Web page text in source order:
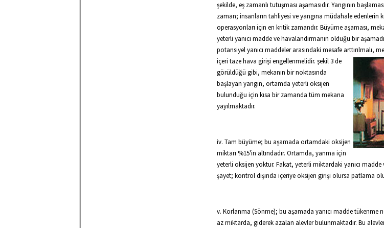
şekilde, eş zamanlı tutuşması aşamasıdır. Yangının
zaman; insanların tahliyesi ve yangına müdahale edenlerin
operasyonları için en kritik zamandır. Büyüme aşaması,
yeterli yanıcı madde ve havalandırmanın olduğu bir
potansiyel yanıcı maddeler arasındaki mesafe arttırılmalı,
içeri taze hava girişi engellenmelidir. şekil 3 de
görüldüğü gibi, mekanın bir noktasında
başlayan yangın, ortamda yeterli oksijen
bulunduğu için kısa bir zamanda tüm mekana
yayılmaktadır.
iv. Tam büyüme; bu aşamada ortamdaki oksijen
miktarı %15'in altındadır. Ortamda, yanma için
yeterli oksijen yoktur. Fakat, yeterli miktardaki yanıcı madde
şayet; kontrol dışında içeriye oksijen girişi olursa patlama
v. Korlanma (Sönme); bu aşamada yanıcı madde tükenme
az miktarda, giderek azalan alevler bulunmaktadır. Bu